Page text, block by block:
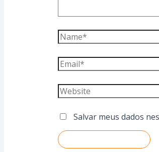
Salvar meus dados